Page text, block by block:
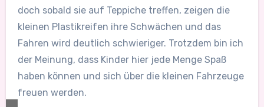
doch sobald sie auf Teppiche treffen, zeigen die
kleinen Plastikreifen ihre Schwächen und das
Fahren wird deutlich schwieriger. Trotzdem bin ich
der Meinung, dass Kinder hier jede Menge Spaß
haben können und sich über die kleinen Fahrzeuge
freuen werden.